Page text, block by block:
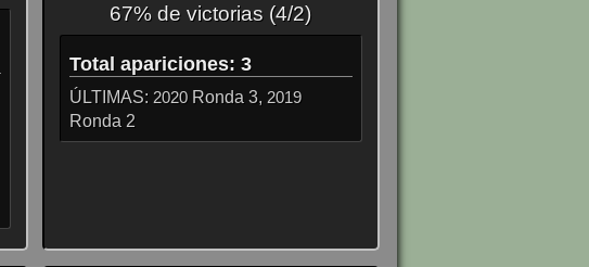
67% de victorias (4/2)
Total apariciones: 3
ÚLTIMAS: 2020Ronda 3, 2019
Ronda 2